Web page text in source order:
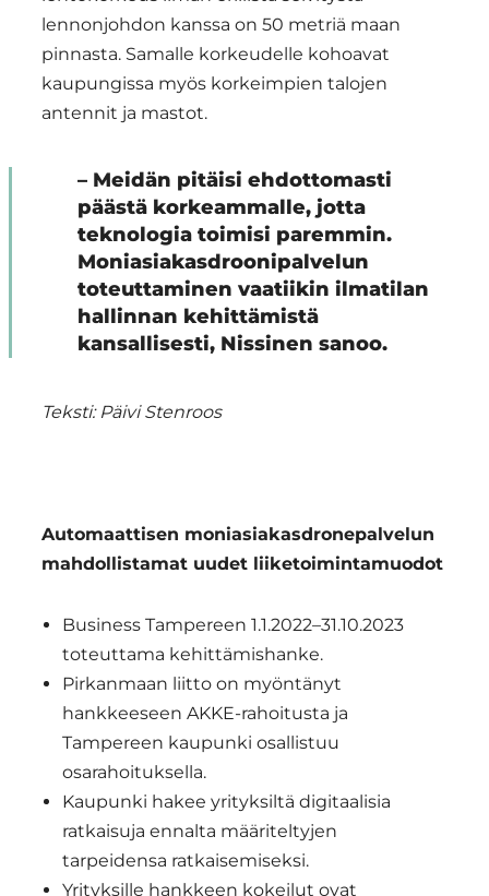
lennonjohdon kanssa on 50 metriä maan
pinnasta. Samalle korkeudelle kohoavat
kaupungissa myös korkeimpien talojen
antennit ja mastot.
– Meidän pitäisi ehdottomasti
päästä korkeammalle, jotta
teknologia toimisi paremmin.
Moniasiakasdroonipalvelun
toteuttaminen vaatiikin ilmatilan
hallinnan kehittämistä
kansallisesti, Nissinen sanoo.
Teksti: Päivi Stenroos
Automaattisen moniasiakasdronepalvelun
mahdollistamat uudet liiketoimintamuodot
Business Tampereen 1.1.2022–31.10.2023
toteuttama kehittämishanke.
Pirkanmaan liitto on myöntänyt
hankkeeseen AKKE-rahoitusta ja
Tampereen kaupunki osallistuu
osarahoituksella.
Kaupunki hakee yrityksiltä digitaalisia
ratkaisuja ennalta määriteltyjen
tarpeidensa ratkaisemiseksi.
Yrityksille hankkeen kokeilut ovat